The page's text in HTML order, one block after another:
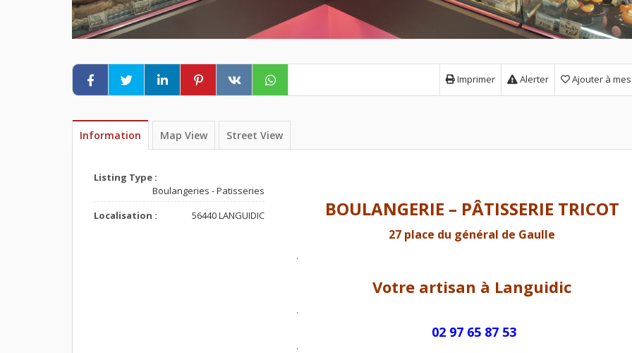
Ajouter à
Alerter
Imprimer
Information Map View Street View
Listing Type :
Boulangeries - Patisseries
Localisation :
56440 LANGUIDIC BOULANGERIE – PÂTISSERIE TRICOT
27 place du général de Gaulle
.
Votre artisan à Languidic
.
02 97 65 87 53
.